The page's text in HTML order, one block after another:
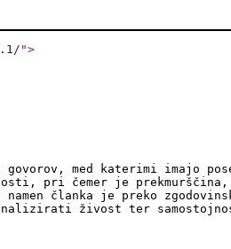
">
med katerimi imajo
pri čemer je
članka je preko
živost ter